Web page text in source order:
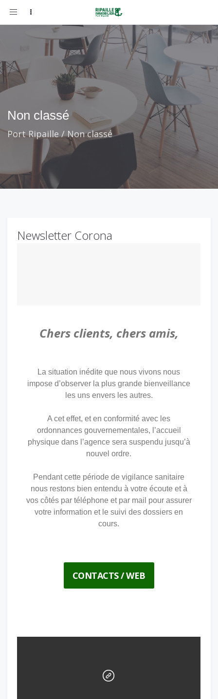
Toggle
Non classé
Port Ripaille/Non classé
Newsletter Corona
Chers clients, chers amis,
La situation inédite que nous vivons nous
impose d’observer la plus grande bienveillance
les uns envers les autres.
A cet effet, et en conformité avec les
ordonnances gouvernementales, l’accueil
physique dans l’agence sera suspendu jusqu’à
nouvel ordre.
Pendant cette période de vigilance sanitaire
nous restons bien entendu à votre écoute et à
vos côtés par téléphone et par mail pour assurer
votre information et le suivi des dossiers en
cours.
CONTACTS / WEB